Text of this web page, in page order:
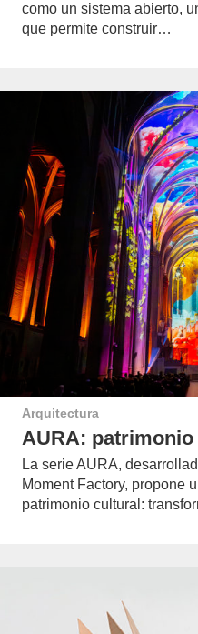
como un sistema abierto,
que permite construir…
Arquitectura
AURA:
La serie AURA,
Moment Factory, propone
patrimonio cultural: